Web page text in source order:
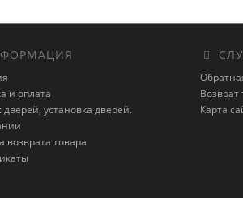
и оплата
установка дверей.
возврата товара
Возврат
Карта